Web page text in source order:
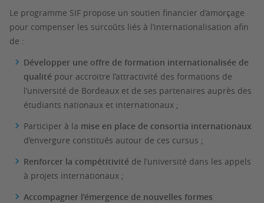
Le programme SIF propose un soutien financier d’amorçage
pour compenser les surcoûts liés à l’internationalisation afin
de :
Développer une offre de formation internationalisée de
qualité pour accroitre l’attractivité des formations de
l’université de Bordeaux et de ses partenaires auprès des
étudiants nationaux et internationaux ;
Participer à la mise en place de consortia internationaux
d’envergure constitués autour de ces cursus ;
Renforcer la compétitivité de l’université dans les appels
à projets internationaux ;
Accompagner l’émergence de nouvelles formes